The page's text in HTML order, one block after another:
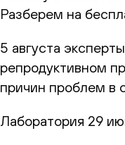
Разберем на
5 августа
репродуктивном
причин проблем в
Лаборатория 29